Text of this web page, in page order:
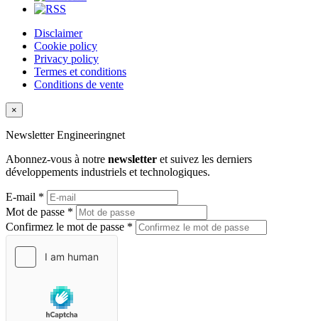
Disclaimer
Cookie policy
Privacy policy
Termes et conditions
Conditions de vente
×
NewsletterEngineeringnet
Abonnez-vous à notre newsletter et suivez les derniers
développements industriels et technologiques.
E-mail *
Mot de passe *
Confirmez le mot de passe *